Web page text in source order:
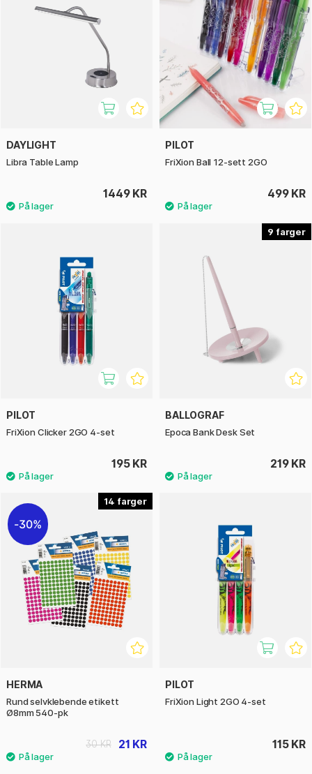
DAYLIGHT
Libra Table Lamp
1449 KR
PILOT
FriXion Ball 12-sett 2GO
499 KR
PILOT
FriXion Clicker 2GO 4-set
195 KR
9
BALLOGRAF
Epoca Bank Desk Set
219 KR
14
30%
HERMA
Rund selvklebende etikett
Ø8mm 540-pk
21 KR
30 KR
PILOT
FriXion Light 2GO 4-set
115 KR